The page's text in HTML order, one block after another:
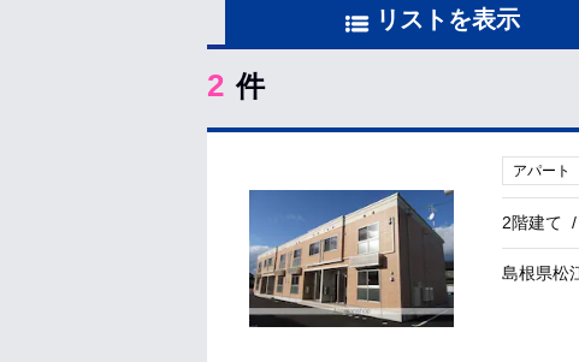
リストを表示
2 件
アパート
2階建て
島根県松